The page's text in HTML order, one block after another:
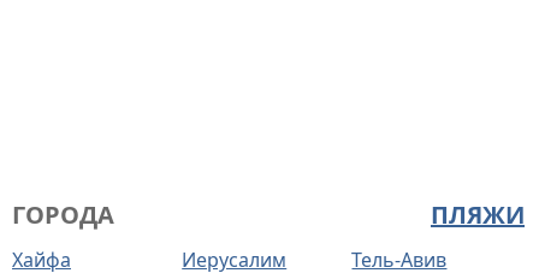
ПЛЯЖИ
ГОРОДА
Хайфа Иерусалим
Тель-Авив